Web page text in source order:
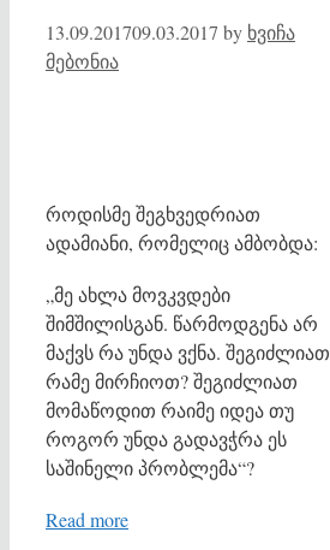
13.09.201709.03.2017 by ხვიჩა
მებონია
როდისმე შეგხვედრიათ
ადამიანი, რომელიც ამბობდა:
„მე ახლა მოვკვდები
შიმშილისგან. წარმოდგენა არ
მაქვს რა უნდა ვქნა. შეგიძლიათ
რამე მირჩიოთ? შეგიძლიათ
მომაწოდით რაიმე იდეა თუ
როგორ უნდა გადავჭრა ეს
საშინელი პრობლემა“?
Read more